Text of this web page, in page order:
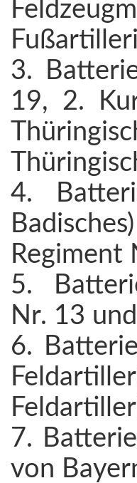
3.
19, 2.
4.
Regiment
5.
Nr. 13
6.
7.
von